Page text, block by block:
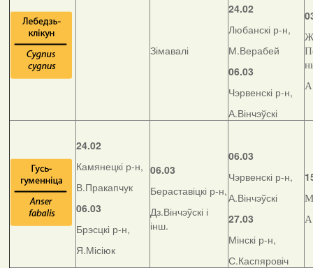
Зімавалі
24.02
Любанскі р-н,
М.Верабей
06.03
Чэрвенскі р-н,
А.Вінчэўскі
24.02
Камянецкі р-н,
В.Пракапчук
06.03
Брэсцкі р-н,
Я.Місіюк
06.03
Бераставіцкі р-н,
Дз.Вінчэўскі і
інш.
06.03
Чэрвенскі р-н,
А.Вінчэўскі
27.03
Мінскі р-н,
С.Каспяровіч